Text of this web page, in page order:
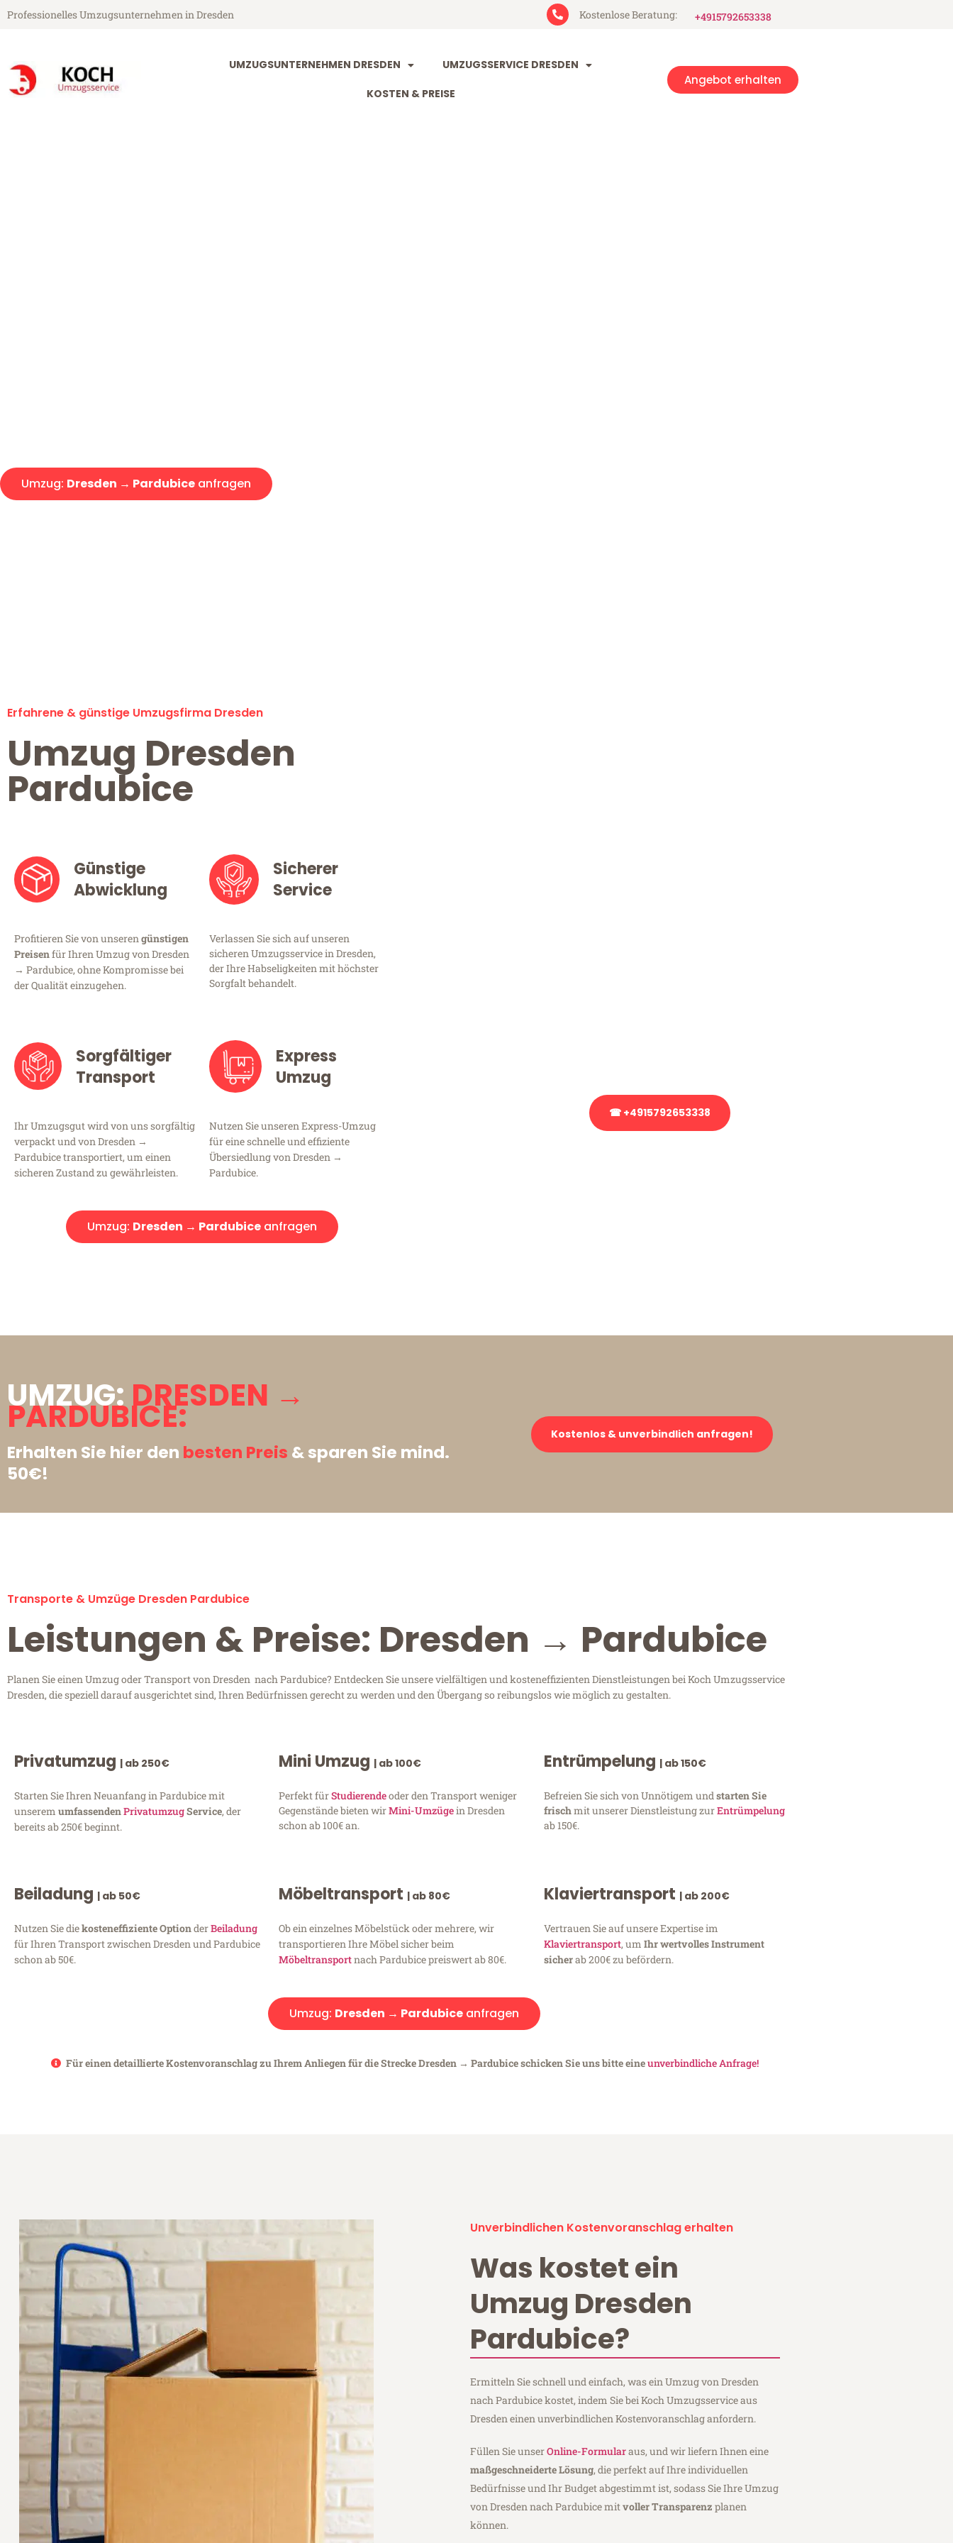
Professionelles Umzugsunternehmen in Dresden Kostenlose Beratung: +4915792653338
UMZUGSUNTERNEHMEN DRESDEN UMZUGSSERVICE DRESDEN
KOSTEN & PREISE
Angebot erhalten
Umzug: Dresden → Pardubice anfragen
Erfahrene & günstige Umzugsfirma Dresden
Umzug Dresden
Pardubice
Günstige
Abwicklung
Profitieren Sie von unserengünstigen
Preisenfür Ihren Umzug von Dresden
→ Pardubice, ohne Kompromisse bei
der Qualität einzugehen.
Sicherer
Service
Verlassen Sie sich auf unseren
sicheren Umzugsservice in Dresden,
der Ihre Habseligkeiten mit höchster
Sorgfalt behandelt.
Sorgfältiger
Transport
Ihr Umzugsgut wird von uns sorgfältig
verpackt und von Dresden →
Pardubice transportiert, um einen
sicheren Zustand zu gewährleisten.
Express
Umzug
Nutzen Sie unseren Express-Umzug
für eine schnelle und effiziente
Übersiedlung von Dresden →
Pardubice.
Umzug: Dresden → Pardubice anfragen
☎ +4915792653338
UMZUG:DRESDEN →
PARDUBICE:
Erhalten Sie hier den besten Preis & sparen Sie mind.
50€!
Kostenlos & unverbindlich anfragen!
Transporte & Umzüge Dresden Pardubice
Leistungen & Preise: Dresden → Pardubice
Planen Sie einen Umzug oder Transport von Dresden nach Pardubice? Entdecken Sie unsere vielfältigen und kosteneffizienten Dienstleistungen bei Koch Umzugsservice
Dresden, die speziell darauf ausgerichtet sind, Ihren Bedürfnissen gerecht zu werden und den Übergang so reibungslos wie möglich zu gestalten.
Privatumzug | ab 250€
Starten Sie Ihren Neuanfang in Pardubice mit
unserem umfassendenPrivatumzugService, der
bereits ab 250€ beginnt.
Mini Umzug | ab 100€
Perfekt fürStudierendeoder den Transport weniger
Gegenstände bieten wirMini-Umzügein Dresden
schon ab 100€ an.
Entrümpelung | ab 150€
Befreien Sie sich von Unnötigem und starten Sie
frischmit unserer Dienstleistung zurEntrümpelung
ab 150€.
Beiladung | ab 50€
Nutzen Sie diekosteneffiziente OptionderBeiladung
für Ihren Transport zwischen Dresden und Pardubice
schon ab 50€.
Möbeltransport | ab 80€
Ob ein einzelnes Möbelstück oder mehrere, wir
transportieren Ihre Möbel sicher beim
Möbeltransportnach Pardubice preiswert ab 80€.
Klaviertransport | ab 200€
Vertrauen Sie auf unsere Expertise im
Klaviertransport, um Ihr wertvolles Instrument
sicherab 200€ zu befördern.
Umzug: Dresden → Pardubice anfragen
Für einen detaillierte Kostenvoranschlag zu Ihrem Anliegen für die Strecke Dresden → Pardubice schicken Sie uns bitte eineunverbindliche Anfrage!
Unverbindlichen Kostenvoranschlag erhalten
Was kostet ein
Umzug Dresden
Pardubice?
Ermitteln Sie schnell und einfach, was ein Umzug von Dresden
nach Pardubice kostet, indem Sie bei Koch Umzugsservice aus
Dresden einen unverbindlichen Kostenvoranschlag anfordern.
Füllen Sie unserOnline-Formularaus, und wir liefern Ihnen eine
maßgeschneiderte Lösung, die perfekt auf Ihre individuellen
Bedürfnisse und Ihr Budget abgestimmt ist, sodass Sie Ihre Umzug
von Dresden nach Pardubice mitvoller Transparenz planen
können.